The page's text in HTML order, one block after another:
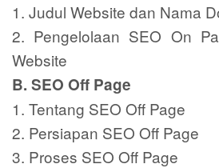
1. Judul Website dan Nama
2. Pengelolaan SEO On
Website
B. SEO Off Page
1. Tentang SEO Off Page
2. Persiapan SEO Off Page
3. Proses SEO Off Page